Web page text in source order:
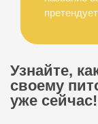
Узнайте,
своему
уже сейчас!